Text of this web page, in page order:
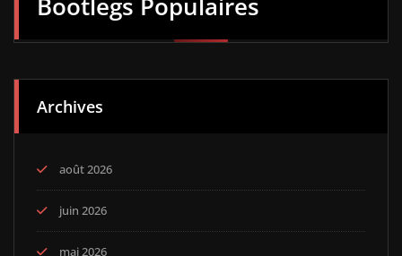
Archives
août 2026
juin 2026
mai 2026